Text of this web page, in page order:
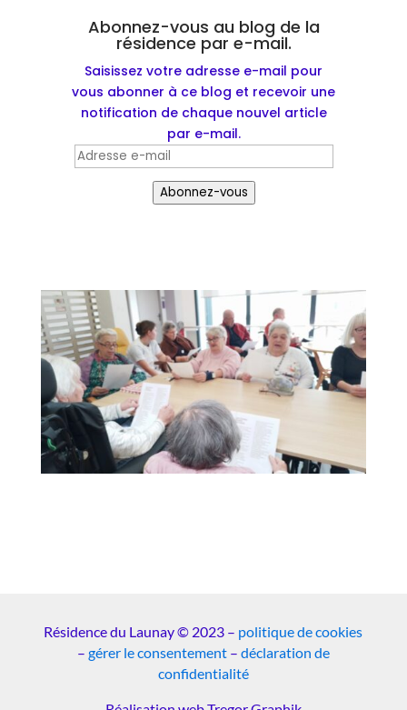
Abonnez-vous au blog de la
résidence par e-mail.
Saisissez votre adresse e-mail pour
vous abonner à ce blog et recevoir une
notification de chaque nouvel article
par e-mail.
Adresse
Abonnez-vous
Résidence du Launay © 2023 – politique de cookies
– gérer le consentement– déclaration de
confidentialité